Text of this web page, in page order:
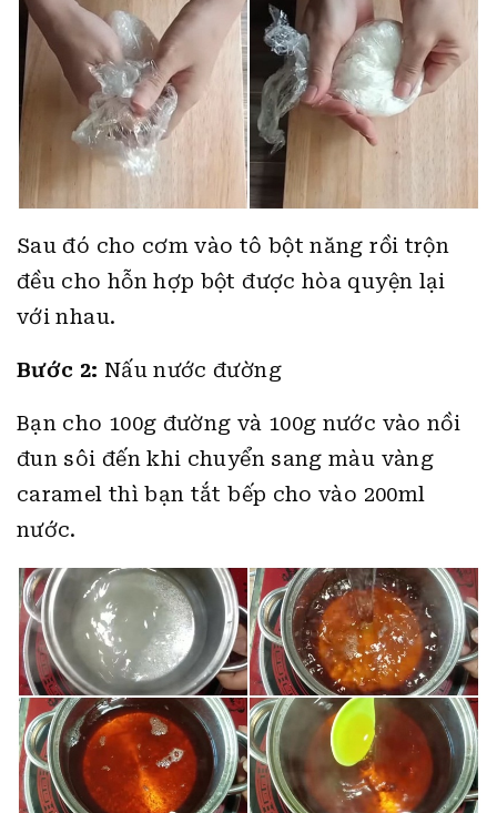
Sau đó cho cơm vào tô bột năng rồi trộn
đều cho hỗn hợp bột được hòa quyện lại
với nhau.
Bước 2: Nấu nước đường
Bạn cho 100g đường và 100g nước vào nồi
đun sôi đến khi chuyển sang màu vàng
caramel thì bạn tắt bếp cho vào 200ml
nước.